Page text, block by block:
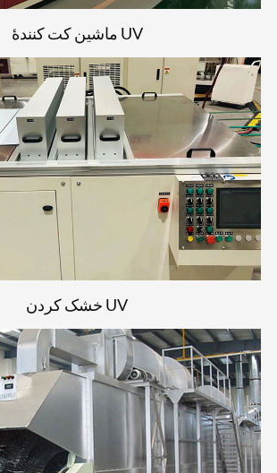
ماشین کت کنندۀ UV
خشک کردن UV